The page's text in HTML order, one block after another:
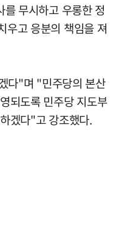
무시하고 우롱한 정
우고 응분의 책임을 져
다"며 "민주당의 본산
되도록 민주당 지도부
겠다"고 강조했다.